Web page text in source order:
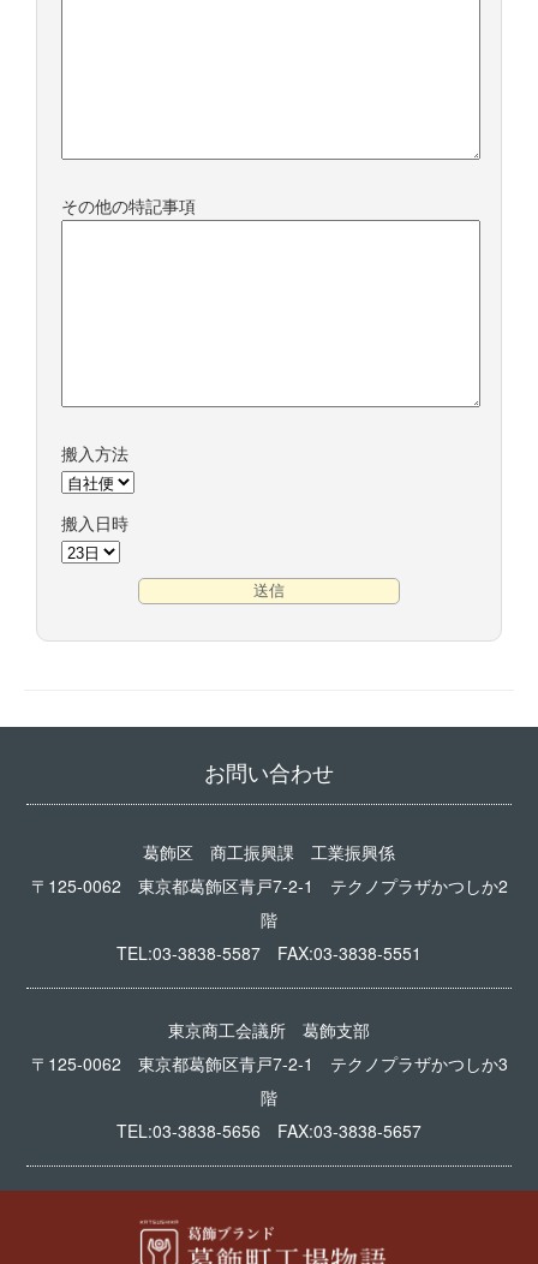
その他の特記事項
搬入方法
搬入日時
お問い合わせ
葛飾区 商工振興課 工業振興係
〒125-0062 東京都葛飾区青戸7-2-1 テクノプラザかつしか2
階
TEL:03-3838-5587 FAX:03-3838-5551
東京商工会議所 葛飾支部
〒125-0062 東京都葛飾区青戸7-2-1 テクノプラザかつしか3
階
TEL:03-3838-5656 FAX:03-3838-5657